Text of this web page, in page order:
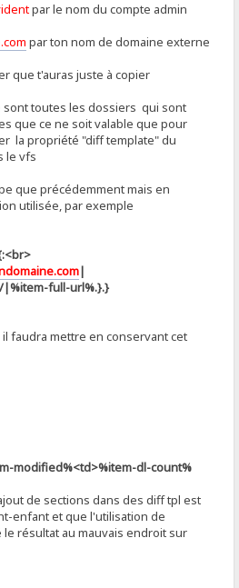
par le nom du compte admin
par ton nom de domaine externe
que t'auras juste à copier
sont toutes les dossiers qui sont
que ce ne soit valable que pour
la propriété "diff template" du
le vfs
que précédemment mais en
utilisée, par exemple
|
full-url%.}.}
faudra mettre en conservant cet
modified%<td>%item-dl-count%
de sections dans des diff tpl est
enfant et que l'utilisation de
résultat au mauvais endroit sur